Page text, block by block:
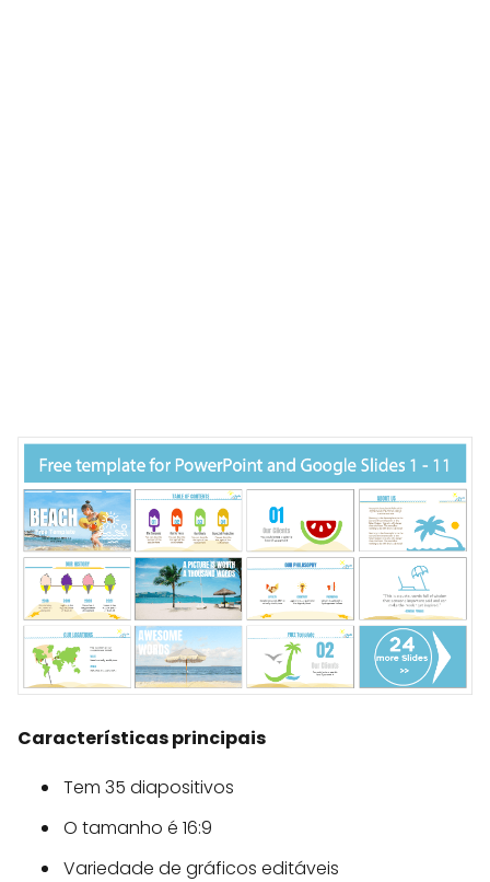
Características principais
Tem 35 diapositivos
O tamanho é 16:9
Variedade de gráficos editáveis